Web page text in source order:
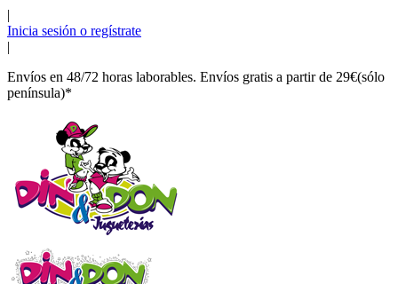
|
Inicia sesión o regístrate
|
Envíos en 48/72 horas laborables. Envíos gratis a partir de 29€(sólo
península)*